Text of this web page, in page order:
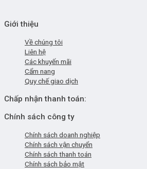
Giới thiệu
Về chúng tôi
Liên hệ
Các khuyến mãi
Cẩm nang
Quy chế giao dịch
Chấp nhận thanh toán:
Chính sách công ty
Chính sách doanh nghiệp
Chính sách vận chuyển
Chính sách thanh toán
Chính sách bảo mật